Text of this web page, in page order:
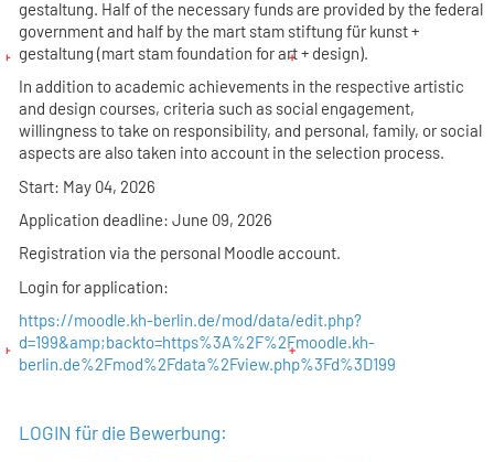
gestaltung. Half of the necessary funds are provided by the federal
government and half by the mart stam stiftung für kunst +
gestaltung (mart stam foundation for art + design).
In addition to academic achievements in the respective artistic
and design courses, criteria such as social engagement,
willingness to take on responsibility, and personal, family, or social
aspects are also taken into account in the selection process.
Start: May 04, 2026
Application deadline: June 09, 2026
Registration via the personal Moodle account.
Login for application:
https://moodle.kh-berlin.de/mod/data/edit.php?
d=199&amp;backto=https%3A%2F%2Fmoodle.kh-
berlin.de%2Fmod%2Fdata%2Fview.php%3Fd%3D199
LOGIN für die Bewerbung: